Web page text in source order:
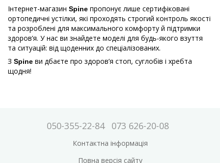
Інтернет-магазин Spine пропонує лише сертифіковані
ортопедичні устілки, які проходять строгий контроль якості
та розроблені для максимального комфорту й підтримки
здоров’я. У нас ви знайдете моделі для будь-якого взуття
та ситуацій: від щоденних до спеціалізованих.
З Spine ви дбаєте про здоров’я стоп, суглобів і хребта
щодня!
050-355-22-84 073 626-20-08
Контактна інформація
Повна версія сайту